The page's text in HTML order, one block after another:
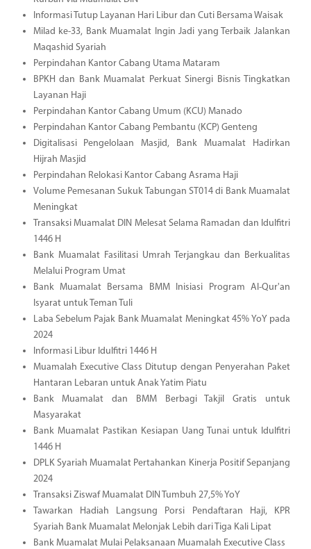
Informasi Tutup Layanan Hari Libur dan Cuti Bersama Waisak
Milad ke-33, Bank Muamalat Ingin Jadi yang Terbaik Jalankan
Maqashid Syariah
Perpindahan Kantor Cabang Utama Mataram
BPKH dan Bank Muamalat Perkuat Sinergi Bisnis Tingkatkan
Layanan Haji
Perpindahan Kantor Cabang Umum (KCU) Manado
Perpindahan Kantor Cabang Pembantu (KCP) Genteng
Digitalisasi Pengelolaan Masjid, Bank Muamalat Hadirkan
Hijrah Masjid
Perpindahan Relokasi Kantor Cabang Asrama Haji
Volume Pemesanan Sukuk Tabungan ST014 di Bank Muamalat
Meningkat
Transaksi Muamalat DIN Melesat Selama Ramadan dan Idulfitri
1446 H
Bank Muamalat Fasilitasi Umrah Terjangkau dan Berkualitas
Melalui Program Umat
Bank Muamalat Bersama BMM Inisiasi Program Al-Qur'an
Isyarat untuk Teman Tuli
Laba Sebelum Pajak Bank Muamalat Meningkat 45% YoY pada
2024
Informasi Libur Idulfitri 1446 H
Muamalah Executive Class Ditutup dengan Penyerahan Paket
Hantaran Lebaran untuk Anak Yatim Piatu
Bank Muamalat dan BMM Berbagi Takjil Gratis untuk
Masyarakat
Bank Muamalat Pastikan Kesiapan Uang Tunai untuk Idulfitri
1446 H
DPLK Syariah Muamalat Pertahankan Kinerja Positif Sepanjang
2024
Transaksi Ziswaf Muamalat DIN Tumbuh 27,5% YoY
Tawarkan Hadiah Langsung Porsi Pendaftaran Haji, KPR
Syariah Bank Muamalat Melonjak Lebih dari Tiga Kali Lipat
Bank Muamalat Mulai Pelaksanaan Muamalah Executive Class